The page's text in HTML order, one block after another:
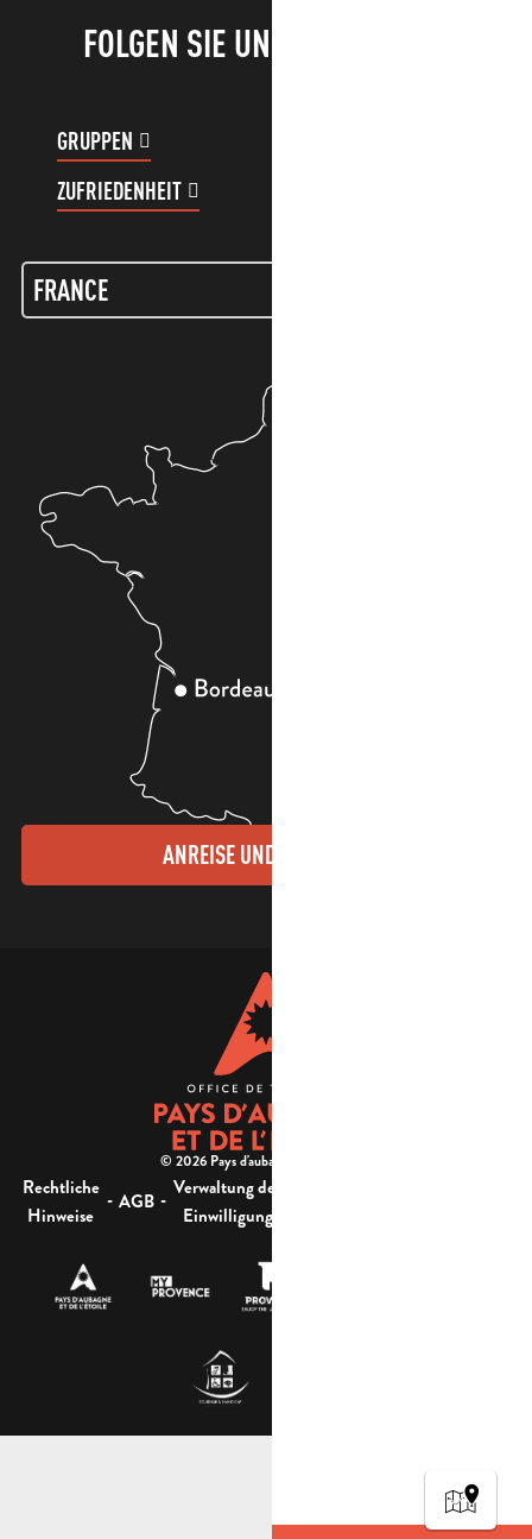
FOLGEN SIE UNS!
GRUPPEN
ZUFRIEDENHEIT
ANREISE UND KONTAKTE
© 2026 Pays d'aubagne et de l'étoile -
Rechtliche
Hinweise
- AGB - Verwaltung der
Einwilligung